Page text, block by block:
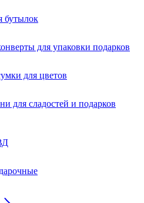
бутылок
для упаковки подарков
для цветов
для сладостей и подарков